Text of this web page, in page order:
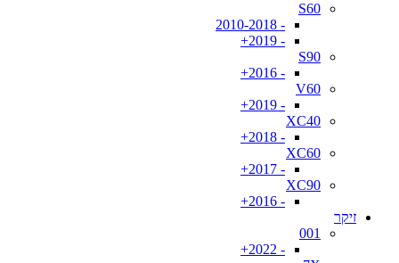
S60
- 2010-2018
- 2019+
S90
- 2016+
V60
- 2019+
XC40
- 2018+
XC60
- 2017+
XC90
- 2016+
זיקר
001
- 2022+